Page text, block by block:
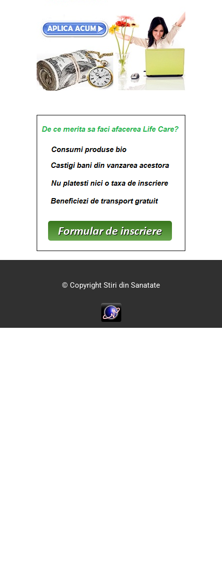
© Copyright Stiri din Sanatate